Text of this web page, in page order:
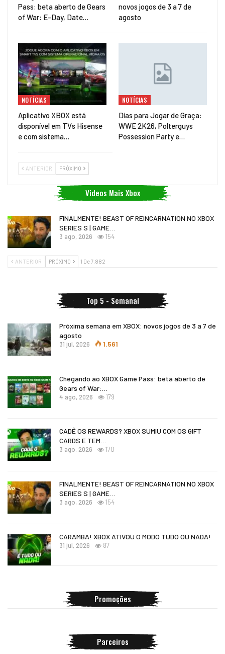
Pass: beta aberto de Gears
of War: E-Day, Date…
novos jogos de 3 a 7 de
agosto
NOTÍCIAS
Aplicativo XBOX está
disponível em TVs Hisense
e com sistema…
NOTÍCIAS
Dias para Jogar de Graça:
WWE 2K26, Polterguys
Possession Party e…
ANTERIOR PRÓXIMO
Videos Mais Xbox
FINALMENTE! BEAST OF REINCARNATION NO XBOX
SERIES S | GAME…
3 ago, 2026 154
ANTERIOR PRÓXIMO 1 De 7.882
Top 5 - Semanal
Próxima semana em XBOX: novos jogos de 3 a 7 de
agosto
31 jul, 2026 1.561
Chegando ao XBOX Game Pass: beta aberto de
Gears of War:…
4 ago, 2026 179
CADÊ OS REWARDS? XBOX SUMIU COM OS GIFT
CARDS E TEM…
3 ago, 2026 170
FINALMENTE! BEAST OF REINCARNATION NO XBOX
SERIES S | GAME…
3 ago, 2026 154
CARAMBA! XBOX ATIVOU O MODO TUDO OU NADA!
31 jul, 2026 87
Promoções
Parceiros